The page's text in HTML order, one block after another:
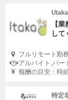
Utaka
【
して
フルリモート勤
アルバイト,パー
報酬の目安：時
特定